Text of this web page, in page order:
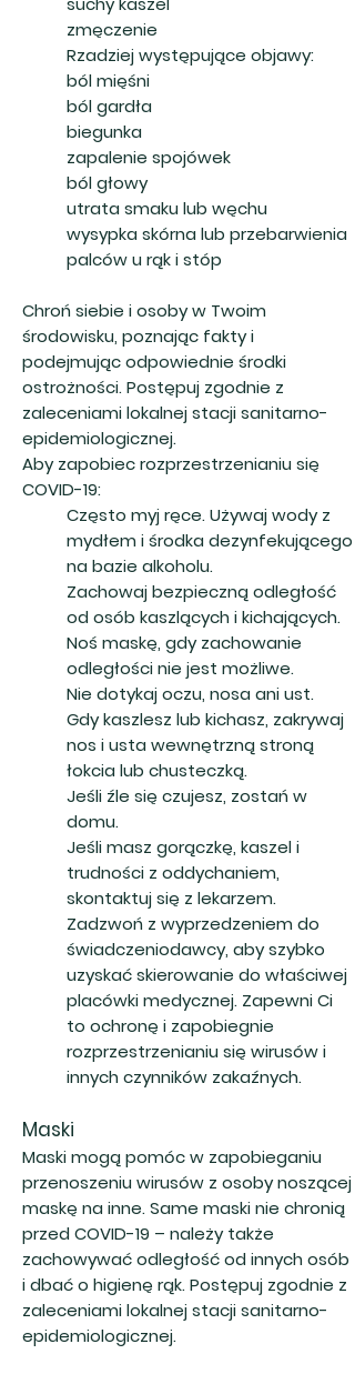
zmęczenie
Rzadziej występujące objawy:
ból mięśni
ból gardła
biegunka
zapalenie spojówek
ból głowy
utrata smaku lub węchu
wysypka skórna lub przebarwienia
palców u rąk i stóp
Chroń siebie i osoby w Twoim
środowisku, poznając fakty i
podejmując odpowiednie środki
ostrożności. Postępuj zgodnie z
zaleceniami lokalnej stacji sanitarno-
epidemiologicznej.
Aby zapobiec rozprzestrzenianiu się
COVID-19:
Często myj ręce. Używaj wody z
mydłem i środka dezynfekującego
na bazie alkoholu.
Zachowaj bezpieczną odległość
od osób kaszlących i kichających.
Noś maskę, gdy zachowanie
odległości nie jest możliwe.
Nie dotykaj oczu, nosa ani ust.
Gdy kaszlesz lub kichasz, zakrywaj
nos i usta wewnętrzną stroną
łokcia lub chusteczką.
Jeśli źle się czujesz, zostań w
domu.
Jeśli masz gorączkę, kaszel i
trudności z oddychaniem,
skontaktuj się z lekarzem.
Zadzwoń z wyprzedzeniem do
świadczeniodawcy, aby szybko
uzyskać skierowanie do właściwej
placówki medycznej. Zapewni Ci
to ochronę i zapobiegnie
rozprzestrzenianiu się wirusów i
innych czynników zakaźnych.
Maski
Maski mogą pomóc w zapobieganiu
przenoszeniu wirusów z osoby noszącej
maskę na inne. Same maski nie chronią
przed COVID-19 – należy także
zachowywać odległość od innych osób
i dbać o higienę rąk. Postępuj zgodnie z
zaleceniami lokalnej stacji sanitarno-
epidemiologicznej.